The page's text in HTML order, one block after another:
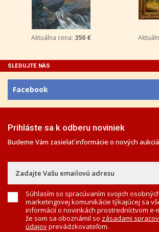
Aktuálna cena: 350 €
SLEDUJTE NÁS
Facebook
Prihláste sa k odberu noviniek
Budeme Vám zasielať informácie o nových
Súhlasím so spracúvaním svojich
marketingovej komunikácie týkajúcej sa
informácií o novinkách prostredníctvom e-
že som sa oboznámil so zásadami
údajovprevádzkovateľom.